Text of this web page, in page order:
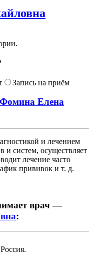
Запись на приём
Фомина Елена
и лечением
и систем, осуществляет
лечение часто
прививок и т. д.
врач —
:
.